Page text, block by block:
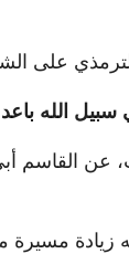
على
الله باعد
عن القاسم
زيادة